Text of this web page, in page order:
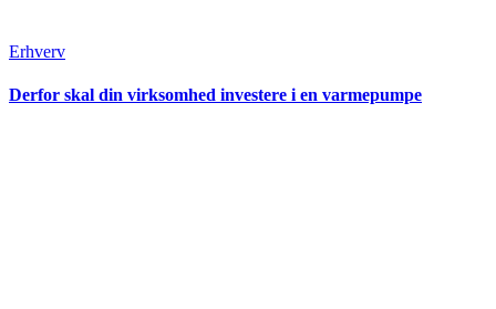
Erhverv
Derfor skal din virksomhed investere i en varmepumpe